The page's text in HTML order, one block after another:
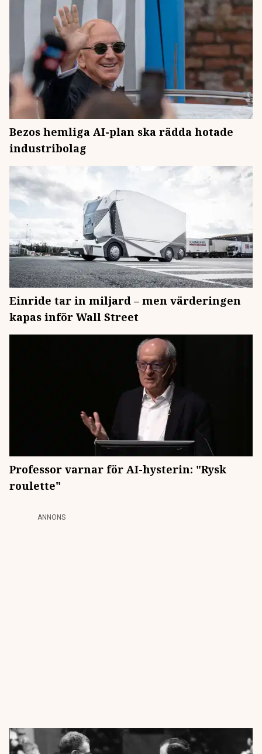
Bezos hemliga AI-plan ska rädda hotade
industribolag
Einride tar in miljard – men värderingen
kapas inför Wall Street
Professor varnar för AI-hysterin: "Rysk
roulette"
ANNONS